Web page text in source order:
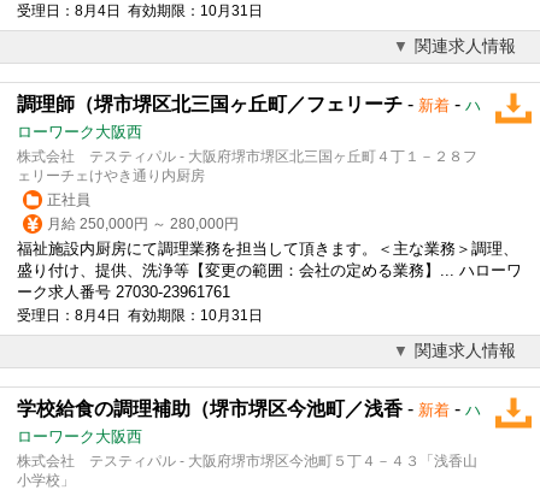
受理日：8月4日 有効期限：10月31日
関連求人情報
調理師（堺市堺区北三国ヶ丘町／フェリーチ - 新着 - ハ
ローワーク大阪西
株式会社 テスティパル - 大阪府堺市堺区北三国ヶ丘町４丁１－２８フ
ェリーチェけやき通り内厨房
正社員
月給 250,000円 ～ 280,000円
福祉施設内厨房にて調理業務を担当して頂きます。＜主な業務＞調理、
盛り付け、提供、洗浄等【変更の範囲：会社の定める業務】... ハローワ
ーク求人番号 27030-23961761
受理日：8月4日 有効期限：10月31日
関連求人情報
学校給食の調理補助（堺市堺区今池町／浅香 - 新着 - ハ
ローワーク大阪西
株式会社 テスティパル - 大阪府堺市堺区今池町５丁４－４３「浅香山
小学校」